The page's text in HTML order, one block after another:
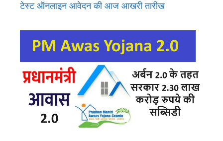
टेस्ट ऑनलाइन आवेदन की आज आखरी तारीख